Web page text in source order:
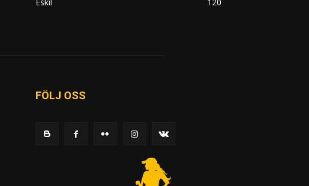
FÖLJ OSS